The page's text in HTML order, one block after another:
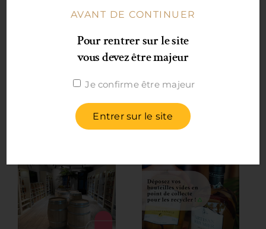
Articles
similaires
AVANT DE CONTINUER
Pour rentrer sur le site
vous devez être majeur
Je confirme être majeur
Entrer sur le site